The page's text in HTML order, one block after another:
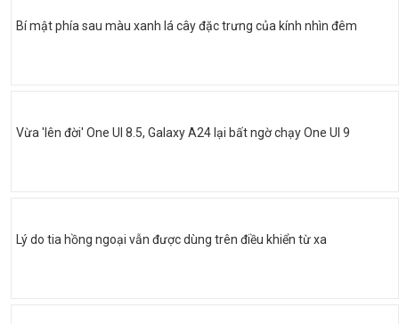
Bí mật phía sau màu xanh lá cây đặc trưng của kính nhìn đêm
Vừa 'lên đời' One UI 8.5, Galaxy A24 lại bất ngờ chạy One UI 9
Lý do tia hồng ngoại vẫn được dùng trên điều khiển từ xa